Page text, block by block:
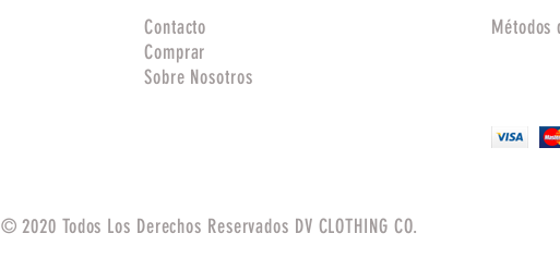
Contacto
Comprar
Sobre Nosotros
Métodos
© 2020 Todos Los Derechos Reservados DV CLOTHING CO.